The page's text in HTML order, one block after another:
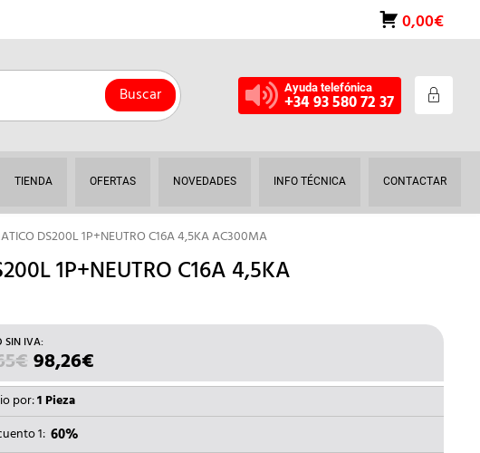
0,00€
Buscar Ayuda telefónica
+34 93 580 72 37
TIENDA OFERTAS NOVEDADES INFO TÉCNICA CONTACTAR
DS200L 1P+NEUTRO C16A 4,5KA AC300MA
1P+NEUTRO C16A 4,5KA
€ EL
PRECIO
ORIGINAL
ERA:
245,65€.
98,26€EL
PRECIO
ES:
por:1 Pieza
1: 60%